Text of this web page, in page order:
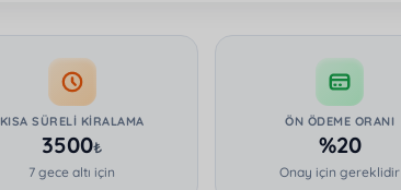
KISA SÜRELI KIRALAMA
3500₺
7 gece altı için
ÖN ÖDEME ORANI
%20
Onay için gereklidir